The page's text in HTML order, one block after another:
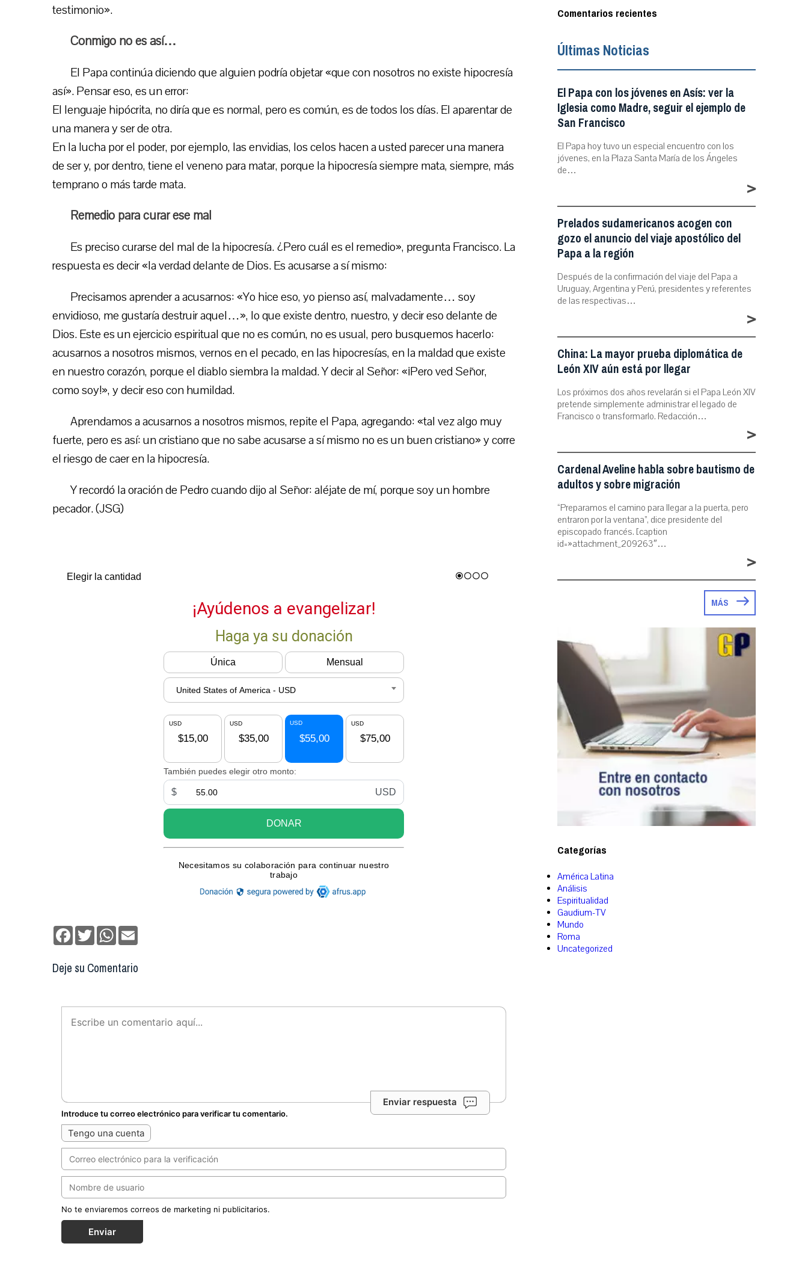
testimonio».
Conmigo no es así…
El Papa continúa diciendo que alguien podría objetar «que con nosotros no existe hipocresía
así». Pensar eso, es un error:
El lenguaje hipócrita, no diría que es normal, pero es común, es de todos los días. El aparentar de
una manera y ser de otra.
En la lucha por el poder, por ejemplo, las envidias, los celos hacen a usted parecer una manera
de ser y, por dentro, tiene el veneno para matar, porque la hipocresía siempre mata, siempre, más
temprano o más tarde mata.
Remedio para curar ese mal
Es preciso curarse del mal de la hipocresía. ¿Pero cuál es el remedio», pregunta Francisco. La
respuesta es decir «la verdad delante de Dios. Es acusarse a sí mismo:
Precisamos aprender a acusarnos: «Yo hice eso, yo pienso así, malvadamente… soy
envidioso, me gustaría destruir aquel…», lo que existe dentro, nuestro, y decir eso delante de
Dios. Este es un ejercicio espiritual que no es común, no es usual, pero busquemos hacerlo:
acusarnos a nosotros mismos, vernos en el pecado, en las hipocresías, en la maldad que existe
en nuestro corazón, porque el diablo siembra la maldad. Y decir al Señor: «¡Pero ved Señor,
como soy!», y decir eso con humildad.
Aprendamos a acusarnos a nosotros mismos, repite el Papa, agregando: «tal vez algo muy
fuerte, pero es así: un cristiano que no sabe acusarse a sí mismo no es un buen cristiano» y corre
el riesgo de caer en la hipocresía.
Y recordó la oración de Pedro cuando dijo al Señor: aléjate de mí, porque soy un hombre
pecador. (JSG)
Facebook
TwitterWhatsApp
Deje su Comentario
Enviar respuesta
Introduce tu correo electrónico para verificar tu comentario.
Tengo una cuenta
No te enviaremos correos de marketing ni publicitarios.
Enviar
Comentarios recientes
Últimas Noticias
El Papa con los jóvenes en Asís: ver la
Iglesia como Madre, seguir el ejemplo de
San Francisco
El Papa hoy tuvo un especial encuentro con los
jóvenes, en la Plaza Santa María de los Ángeles
de…
>
Prelados sudamericanos acogen con
gozo el anuncio del viaje apostólico del
Papa a la región
Después de la confirmación del viaje del Papa a
Uruguay, Argentina y Perú, presidentes y referentes
de las respectivas…
>
China: La mayor prueba diplomática de
León XIV aún está por llegar
Los próximos dos años revelarán si el Papa León XIV
pretende simplemente administrar el legado de
Francisco o transformarlo. Redacción…
>
Cardenal Aveline habla sobre bautismo de
adultos y sobre migración
“Preparamos el camino para llegar a la puerta, pero
entraron por la ventana”, dice presidente del
episcopado francés. [caption
id=»attachment_209263″…
>
MÁS
Categorías
América Latina
Análisis
Espiritualidad
Gaudium-TV
Mundo
Roma
Uncategorized